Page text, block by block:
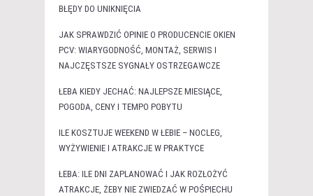
BŁĘDY DO UNIKNIĘCIA
JAK SPRAWDZIĆ OPINIE O PRODUCENCIE OKIEN
PCV: WIARYGODNOŚĆ, MONTAŻ, SERWIS I
NAJCZĘSTSZE SYGNAŁY OSTRZEGAWCZE
ŁEBA KIEDY JECHAĆ: NAJLEPSZE MIESIĄCE,
POGODA, CENY I TEMPO POBYTU
ILE KOSZTUJE WEEKEND W ŁEBIE – NOCLEG,
WYŻYWIENIE I ATRAKCJE W PRAKTYCE
ŁEBA: ILE DNI ZAPLANOWAĆ I JAK ROZŁOŻYĆ
ATRAKCJE, ŻEBY NIE ZWIEDZAĆ W POŚPIECHU